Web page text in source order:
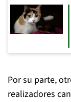
Por su parte,
realizadores